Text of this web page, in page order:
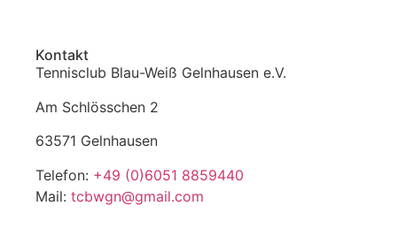
Kontakt
Tennisclub Blau-Weiß Gelnhausen e.V.
Am Schlösschen 2
63571 Gelnhausen
Telefon: +49 (0)6051 8859440
Mail: tcbwgn@gmail.com